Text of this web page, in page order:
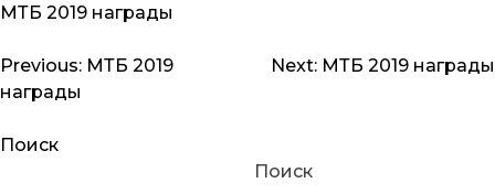
МТБ 2019 награды
Навигация
по
Previous: МТБ 2019
награды
Next: МТБ 2019 награды
Поиск
Поиск